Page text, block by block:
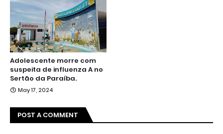
Adolescente morre com
suspeita de influenza A no
Sertão da Paraíba.
May 17, 2024
POST A COMMENT